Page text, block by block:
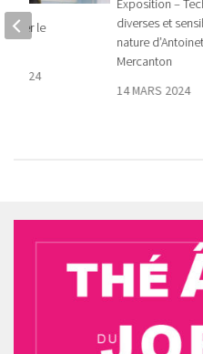
diverses et
nature
Mercanton
14 MARS 2024
le
2024